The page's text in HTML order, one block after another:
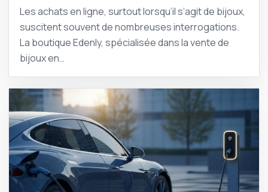
Les achats en ligne, surtout lorsqu’il s’agit de bijoux,
suscitent souvent de nombreuses interrogations.
La boutique Edenly, spécialisée dans la vente de
bijoux en…